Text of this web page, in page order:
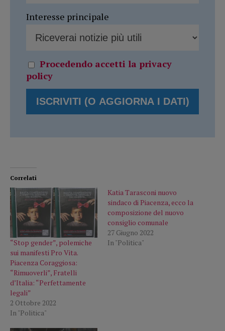
Interesse principale
Procedendo accetti la privacy
policy
Correlati
“Stop gender”, polemiche
sui manifesti Pro Vita.
Piacenza Coraggiosa:
“Rimuoverli”, Fratelli
d’Italia: “Perfettamente
legali”
2 Ottobre 2022
In "Politica"
Katia Tarasconi nuovo
sindaco di Piacenza, ecco la
composizione del nuovo
consiglio comunale
27 Giugno 2022
In "Politica"